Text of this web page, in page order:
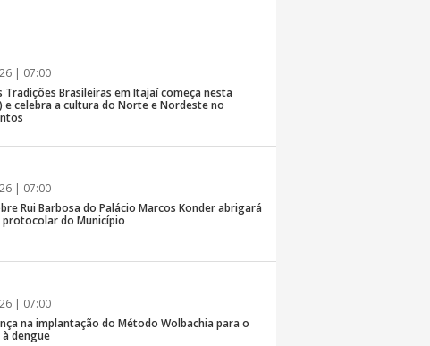
| 07:00
Tradições Brasileiras em Itajaí começa nesta
e celebra a cultura do Norte e Nordeste no
| 07:00
Rui Barbosa do Palácio Marcos Konder abrigará
do Município
| 07:00
na implantação do Método Wolbachia para o
dengue